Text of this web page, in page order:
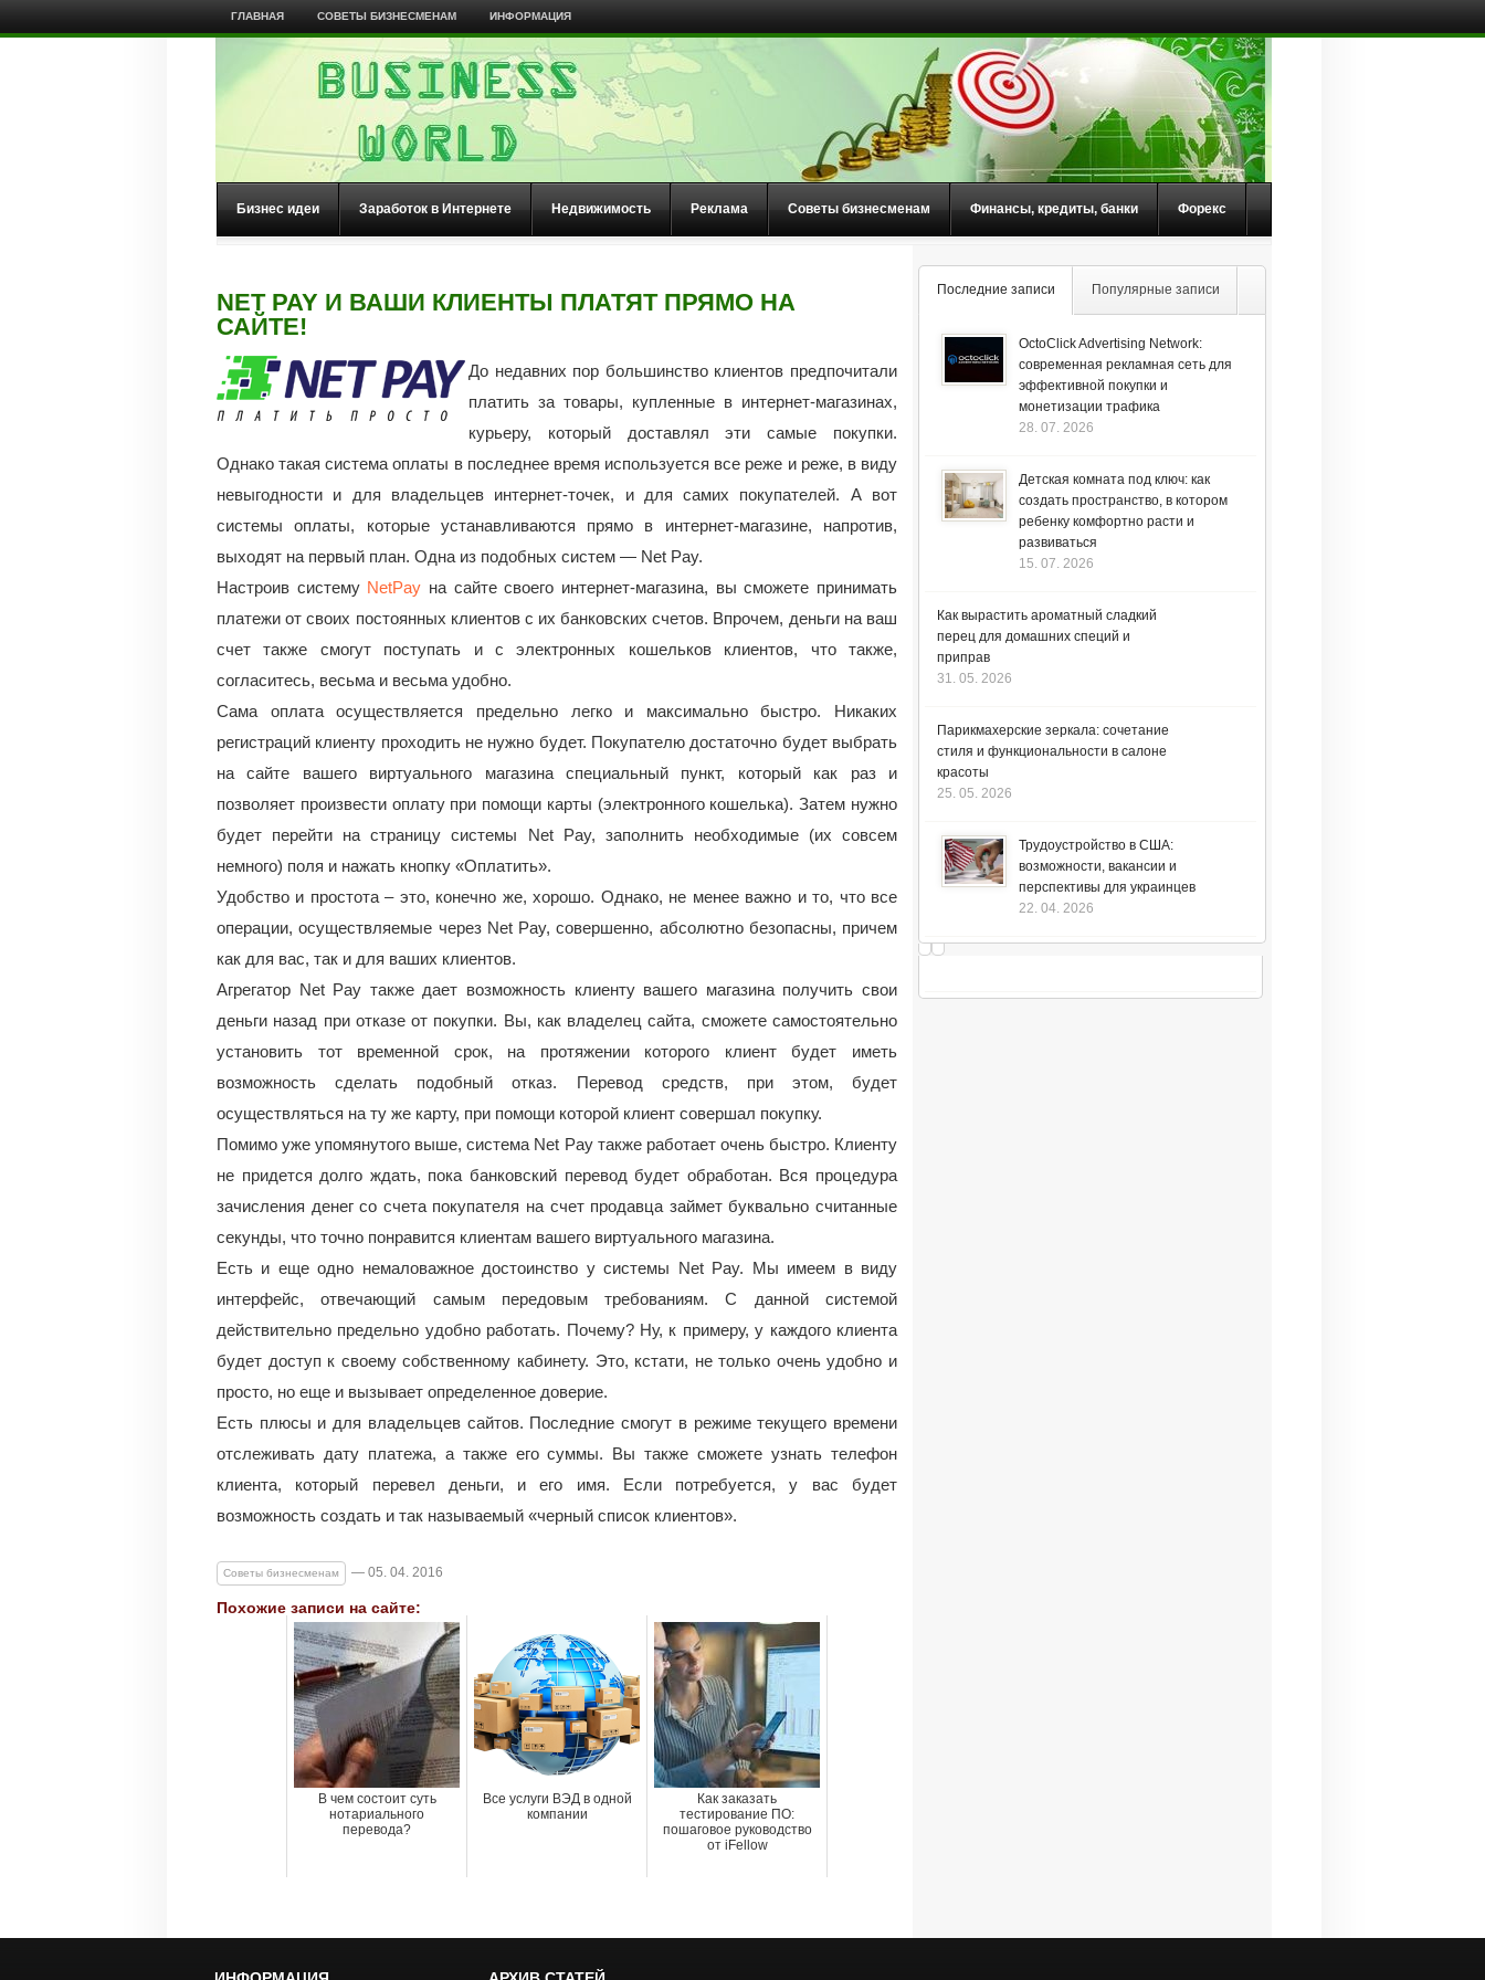
ГЛАВНАЯ СОВЕТЫ БИЗНЕСМЕНАМ ИНФОРМАЦИЯ
Бизнес идеи Заработок в Интернете Недвижимость Реклама Советы бизнесменам Финансы, кредиты, банки Форекс
NET PAY И ВАШИ КЛИЕНТЫ ПЛАТЯТ ПРЯМО НА
САЙТЕ!
До недавних пор большинство клиентов предпочитали
платить за товары, купленные в интернет-магазинах,
курьеру, который доставлял эти самые покупки.
Однако такая система оплаты в последнее время используется все реже и реже, в виду
невыгодности и для владельцев интернет-точек, и для самих покупателей. А вот
системы оплаты, которые устанавливаются прямо в интернет-магазине, напротив,
выходят на первый план. Одна из подобных систем — Net Pay.
Настроив систему NetPay на сайте своего интернет-магазина, вы сможете принимать
платежи от своих постоянных клиентов с их банковских счетов. Впрочем, деньги на ваш
счет также смогут поступать и с электронных кошельков клиентов, что также,
согласитесь, весьма и весьма удобно.
Сама оплата осуществляется предельно легко и максимально быстро. Никаких
регистраций клиенту проходить не нужно будет. Покупателю достаточно будет выбрать
на сайте вашего виртуального магазина специальный пункт, который как раз и
позволяет произвести оплату при помощи карты (электронного кошелька). Затем нужно
будет перейти на страницу системы Net Pay, заполнить необходимые (их совсем
немного) поля и нажать кнопку «Оплатить».
Удобство и простота – это, конечно же, хорошо. Однако, не менее важно и то, что все
операции, осуществляемые через Net Pay, совершенно, абсолютно безопасны, причем
как для вас, так и для ваших клиентов.
Агрегатор Net Pay также дает возможность клиенту вашего магазина получить свои
деньги назад при отказе от покупки. Вы, как владелец сайта, сможете самостоятельно
установить тот временной срок, на протяжении которого клиент будет иметь
возможность сделать подобный отказ. Перевод средств, при этом, будет
осуществляться на ту же карту, при помощи которой клиент совершал покупку.
Помимо уже упомянутого выше, система Net Pay также работает очень быстро. Клиенту
не придется долго ждать, пока банковский перевод будет обработан. Вся процедура
зачисления денег со счета покупателя на счет продавца займет буквально считанные
секунды, что точно понравится клиентам вашего виртуального магазина.
Есть и еще одно немаловажное достоинство у системы Net Pay. Мы имеем в виду
интерфейс, отвечающий самым передовым требованиям. С данной системой
действительно предельно удобно работать. Почему? Ну, к примеру, у каждого клиента
будет доступ к своему собственному кабинету. Это, кстати, не только очень удобно и
просто, но еще и вызывает определенное доверие.
Есть плюсы и для владельцев сайтов. Последние смогут в режиме текущего времени
отслеживать дату платежа, а также его суммы. Вы также сможете узнать телефон
клиента, который перевел деньги, и его имя. Если потребуется, у вас будет
возможность создать и так называемый «черный список клиентов».
Советы бизнесменам — 05. 04. 2016
Похожие записи на сайте:
В чем состоит суть
нотариального
перевода?
Все услуги ВЭД в одной
компании
Как заказать
тестирование ПО:
пошаговое руководство
от iFellow
Последние записи Популярные записи
OctoClick Advertising Network:
современная рекламная сеть для
эффективной покупки и
монетизации трафика
28. 07. 2026
Детская комната под ключ: как
создать пространство, в котором
ребенку комфортно расти и
развиваться
15. 07. 2026
Как вырастить ароматный сладкий
перец для домашних специй и
приправ
31. 05. 2026
Парикмахерские зеркала: сочетание
стиля и функциональности в салоне
красоты
25. 05. 2026
Трудоустройство в США:
возможности, вакансии и
перспективы для украинцев
22. 04. 2026